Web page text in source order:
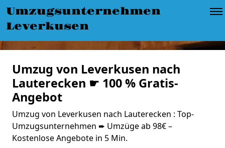
Umzugsunternehmen
Leverkusen
Umzug von Leverkusen nach
Lauterecken ☛ 100 % Gratis-
Angebot
Umzug von Leverkusen nach Lauterecken : Top-
Umzugsunternehmen ➨ Umzüge ab 98€ –
Kostenlose Angebote in 5 Min.